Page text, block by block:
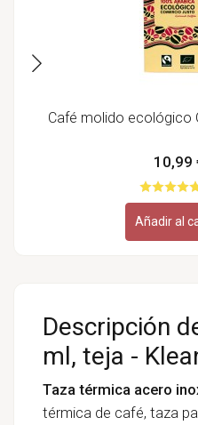
Café molido ecológico
10,99
Añadir al
Descripción
ml, teja -
Taza térmica acero
térmica de café, taza